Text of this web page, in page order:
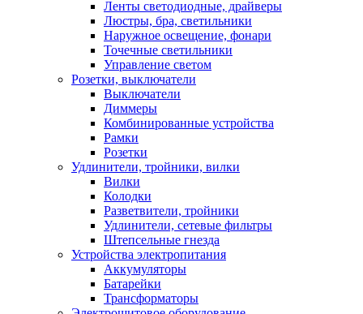
Ленты светодиодные, драйверы
Люстры, бра, светильники
Наружное освещение, фонари
Точечные светильники
Управление светом
Розетки, выключатели
Выключатели
Диммеры
Комбинированные устройства
Рамки
Розетки
Удлинители, тройники, вилки
Вилки
Колодки
Разветвители, тройники
Удлинители, сетевые фильтры
Штепсельные гнезда
Устройства электропитания
Аккумуляторы
Батарейки
Трансформаторы